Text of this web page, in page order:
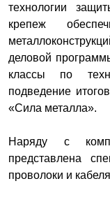
технологии
крепеж
деловой
классы по
подведение
«Сила металла».
Наряду с
представлена
проволоки и